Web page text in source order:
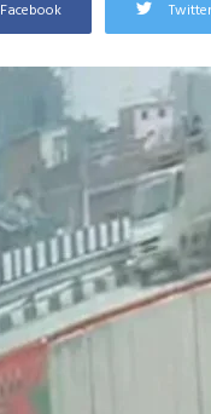
Facebook Twitter